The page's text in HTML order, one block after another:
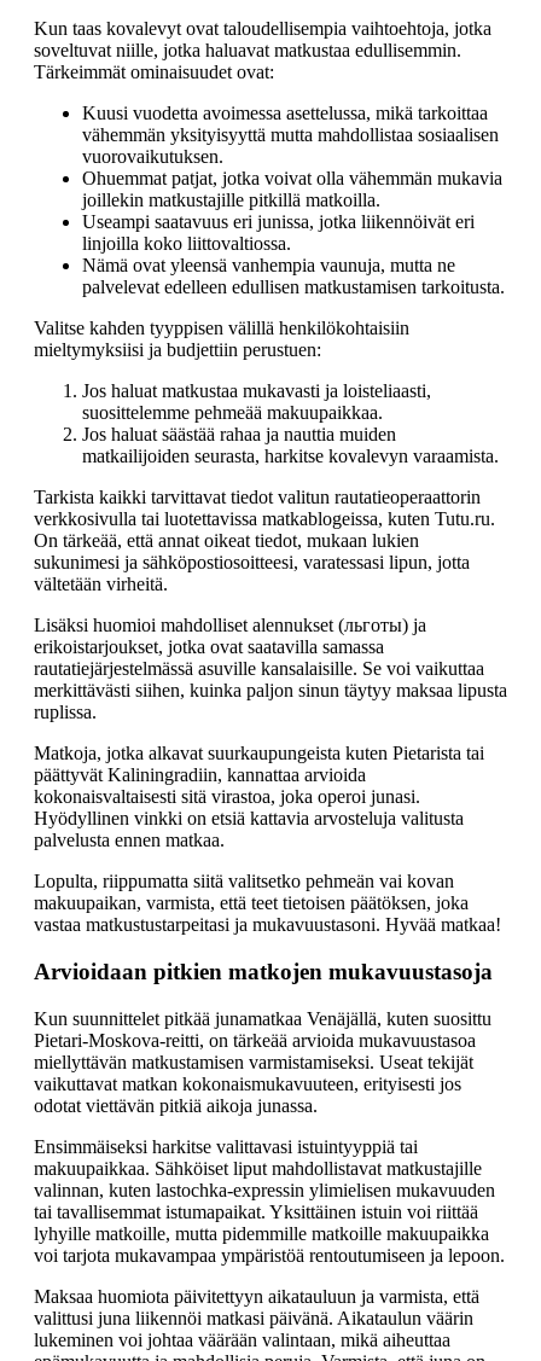
Kun taas kovalevyt ovat taloudellisempia vaihtoehtoja, jotka
soveltuvat niille, jotka haluavat matkustaa edullisemmin.
Tärkeimmät ominaisuudet ovat:
Kuusi vuodetta avoimessa asettelussa, mikä tarkoittaa
vähemmän yksityisyyttä mutta mahdollistaa sosiaalisen
vuorovaikutuksen.
Ohuemmat patjat, jotka voivat olla vähemmän mukavia
joillekin matkustajille pitkillä matkoilla.
Useampi saatavuus eri junissa, jotka liikennöivät eri
linjoilla koko liittovaltiossa.
Nämä ovat yleensä vanhempia vaunuja, mutta ne
palvelevat edelleen edullisen matkustamisen tarkoitusta.
Valitse kahden tyyppisen välillä henkilökohtaisiin
mieltymyksiisi ja budjettiin perustuen:
Jos haluat matkustaa mukavasti ja loisteliaasti,
suosittelemme pehmeää makuupaikkaa.
Jos haluat säästää rahaa ja nauttia muiden
matkailijoiden seurasta, harkitse kovalevyn varaamista.
Tarkista kaikki tarvittavat tiedot valitun rautatieoperaattorin
verkkosivulla tai luotettavissa matkablogeissa, kuten Tutu.ru.
On tärkeää, että annat oikeat tiedot, mukaan lukien
sukunimesi ja sähköpostiosoitteesi, varatessasi lipun, jotta
vältetään virheitä.
Lisäksi huomioi mahdolliset alennukset (льготы) ja
erikoistarjoukset, jotka ovat saatavilla samassa
rautatiejärjestelmässä asuville kansalaisille. Se voi vaikuttaa
merkittävästi siihen, kuinka paljon sinun täytyy maksaa lipusta
ruplissa.
Matkoja, jotka alkavat suurkaupungeista kuten Pietarista tai
päättyvät Kaliningradiin, kannattaa arvioida
kokonaisvaltaisesti sitä virastoa, joka operoi junasi.
Hyödyllinen vinkki on etsiä kattavia arvosteluja valitusta
palvelusta ennen matkaa.
Lopulta, riippumatta siitä valitsetko pehmeän vai kovan
makuupaikan, varmista, että teet tietoisen päätöksen, joka
vastaa matkustustarpeitasi ja mukavuustasoni. Hyvää matkaa!
Arvioidaan pitkien matkojen mukavuustasoja
Kun suunnittelet pitkää junamatkaa Venäjällä, kuten suosittu
Pietari-Moskova-reitti, on tärkeää arvioida mukavuustasoa
miellyttävän matkustamisen varmistamiseksi. Useat tekijät
vaikuttavat matkan kokonaismukavuuteen, erityisesti jos
odotat viettävän pitkiä aikoja junassa.
Ensimmäiseksi harkitse valittavasi istuintyyppiä tai
makuupaikkaa. Sähköiset liput mahdollistavat matkustajille
valinnan, kuten lastochka-expressin ylimielisen mukavuuden
tai tavallisemmat istumapaikat. Yksittäinen istuin voi riittää
lyhyille matkoille, mutta pidemmille matkoille makuupaikka
voi tarjota mukavampaa ympäristöä rentoutumiseen ja lepoon.
Maksaa huomiota päivitettyyn aikatauluun ja varmista, että
valittusi juna liikennöi matkasi päivänä. Aikataulun väärin
lukeminen voi johtaa väärään valintaan, mikä aiheuttaa